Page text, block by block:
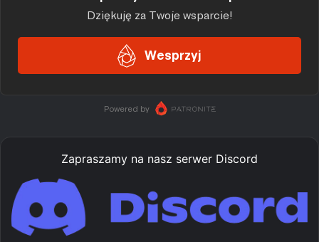
Zapraszamy na nasz serwer Discord